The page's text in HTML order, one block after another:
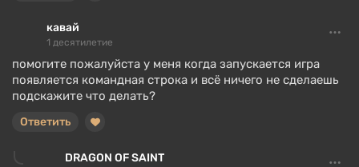
кавай
1 десятилетие
помогите пожалуйста у меня когда запускается игра
появляется командная строка и всё ничего не сделаешь
подскажите что делать?
Ответить
DRAGON OF SAINT